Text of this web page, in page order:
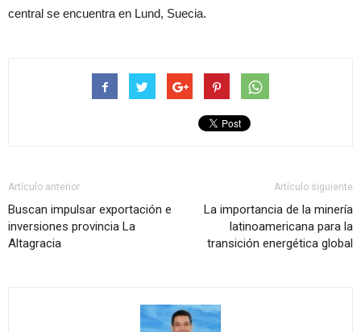
central se encuentra en Lund, Suecia.
Artículo anterior
Buscan impulsar exportación e
inversiones provincia La
Altagracia
Artículo siguiente
La importancia de la minería
latinoamericana para la
transición energética global